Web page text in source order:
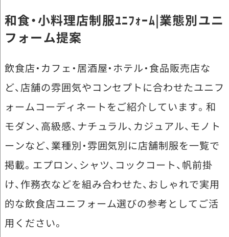
和食・小料理店制服ﾕﾆﾌｫｰﾑ|業態別ユニ
フォーム提案
飲食店・カフェ・居酒屋・ホテル・食品販売店な
ど、店舗の雰囲気やコンセプトに合わせたユニフ
ォームコーディネートをご紹介しています。和
モダン、高級感、ナチュラル、カジュアル、モノト
ーンなど、業種別・雰囲気別に店舗制服を一覧で
掲載。エプロン、シャツ、コックコート、帆前掛
け、作務衣などを組み合わせた、おしゃれで実用
的な飲食店ユニフォーム選びの参考としてご活
用ください。